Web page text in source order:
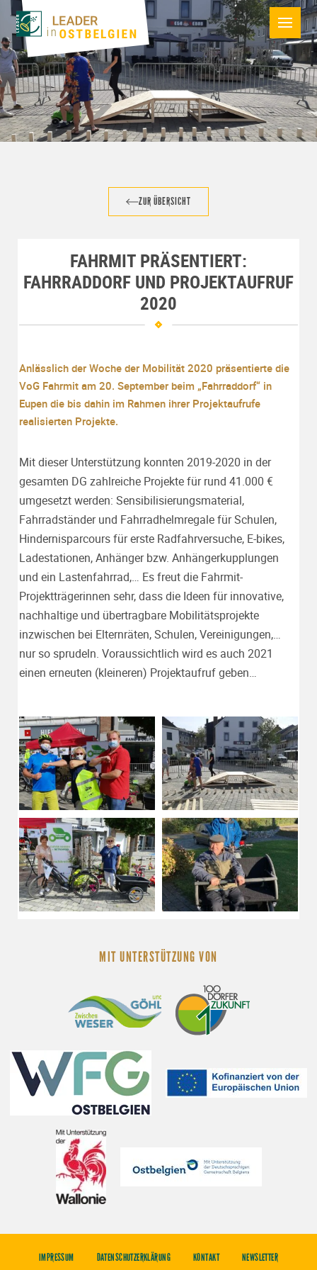
ZUR ÜBERSICHT
FAHRMIT PRÄSENTIERT:
FAHRRADDORF UND PROJEKTAUFRUF
2020
Anlässlich der Woche der Mobilität 2020 präsentierte die
VoG Fahrmit am 20. September beim „Fahrraddorf“ in
Eupen die bis dahin im Rahmen ihrer Projektaufrufe
realisierten Projekte.
Mit dieser Unterstützung konnten 2019-2020 in der
gesamten DG zahlreiche Projekte für rund 41.000 €
umgesetzt werden: Sensibilisierungsmaterial,
Fahrradständer und Fahrradhelmregale für Schulen,
Hindernisparcours für erste Radfahrversuche, E-bikes,
Ladestationen, Anhänger bzw. Anhängerkupplungen
und ein Lastenfahrrad,… Es freut die Fahrmit-
Projektträgerinnen sehr, dass die Ideen für innovative,
nachhaltige und übertragbare Mobilitätsprojekte
inzwischen bei Elternräten, Schulen, Vereinigungen,…
nur so sprudeln. Voraussichtlich wird es auch 2021
einen erneuten (kleineren) Projektaufruf geben…
MIT UNTERSTÜTZUNG VON
IMPRESSUM DATENSCHUTZERKLÄRUNG KONTAKT NEWSLETTER